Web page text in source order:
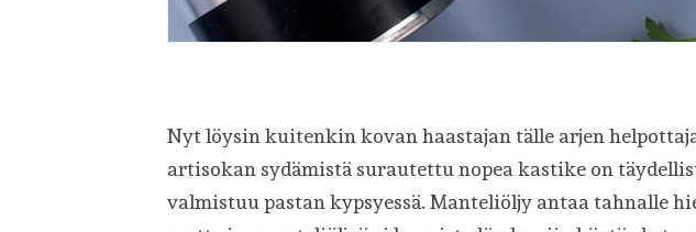
Nyt löysin kuitenkin kovan haastajan tälle arjen
artisokan sydämistä surautettu nopea kastike on
valmistuu pastan kypsyessä. Manteliöljy antaa tahnalle